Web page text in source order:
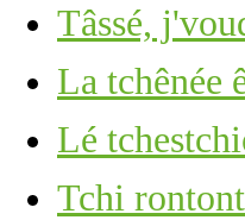
Tâssé,
La tchênée
Lé
Tchi